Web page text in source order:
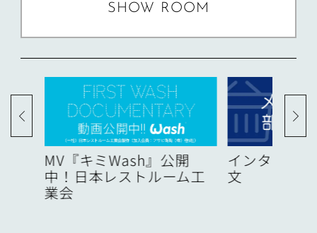
SHOW ROOM
MV『キミWash』公開
中！日本レストルーム工
業会
インターネ
文